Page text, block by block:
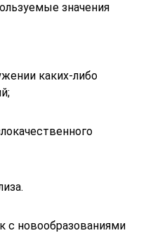
значения
каких-либо
с новообразованиями